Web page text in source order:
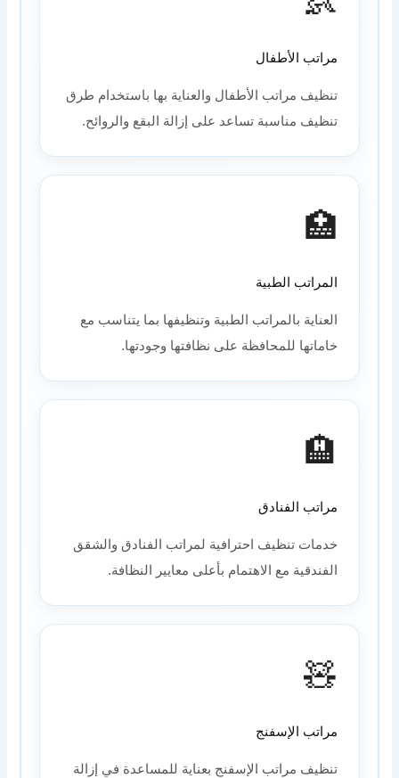
مراتب الأطفال
تنظيف مراتب الأطفال والعناية بها باستخدام طرق
تنظيف مناسبة تساعد على إزالة البقع والروائح.
🏥
المراتب الطبية
العناية بالمراتب الطبية وتنظيفها بما يتناسب مع
خاماتها للمحافظة على نظافتها وجودتها.
🏨
مراتب الفنادق
خدمات تنظيف احترافية لمراتب الفنادق والشقق
الفندقية مع الاهتمام بأعلى معايير النظافة.
🧸
مراتب الإسفنج
تنظيف مراتب الإسفنج بعناية للمساعدة في إزالة